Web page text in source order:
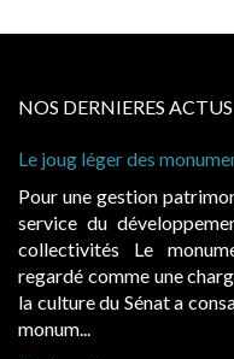
NOS DERNIERES ACTUS
au
des
été
de
gestion des
Cabines de
Evocatrices
également
public, elles